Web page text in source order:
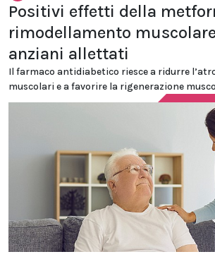
Positivi effetti della
rimodellamento
anziani allettati
Il farmaco antidiabetico riesce a ridurre
muscolari e a favorire la rigenerazione